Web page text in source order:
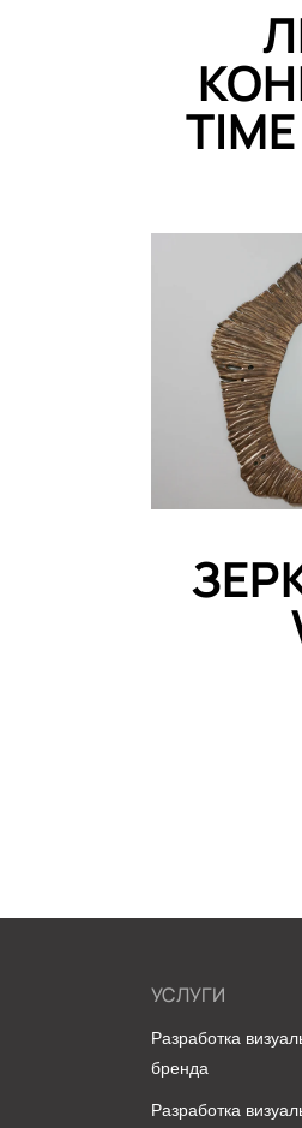
УСЛУГИ
Разработка
бренда
Разработка